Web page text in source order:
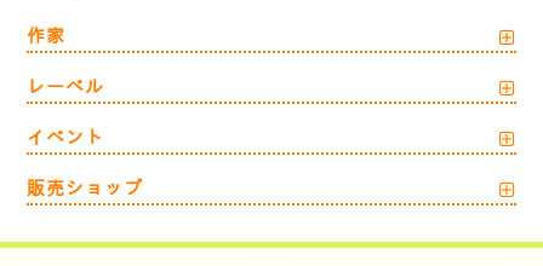
作家
レーベル
イベント
販売ショップ